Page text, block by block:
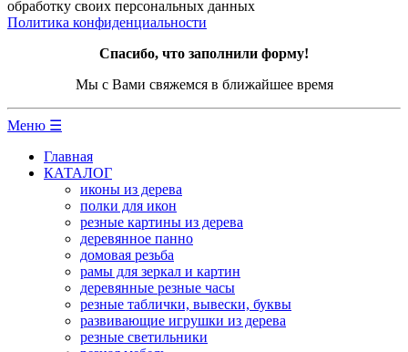
обработку своих персональных данных
Политика конфиденциальности
Спасибо, что заполнили форму!
Мы с Вами свяжемся в ближайшее время
Меню ☰
Главная
КАТАЛОГ
иконы из дерева
полки для икон
резные картины из дерева
деревянное панно
домовая резьба
рамы для зеркал и картин
деревянные резные часы
резные таблички, вывески, буквы
развивающие игрушки из дерева
резные светильники